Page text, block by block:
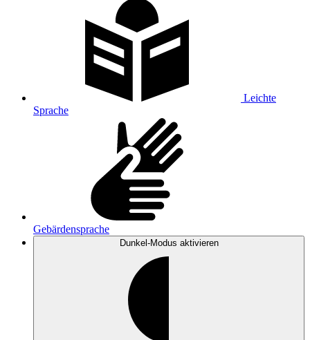
Leichte
Sprache
Gebärdensprache
Dunkel-Modus aktivieren